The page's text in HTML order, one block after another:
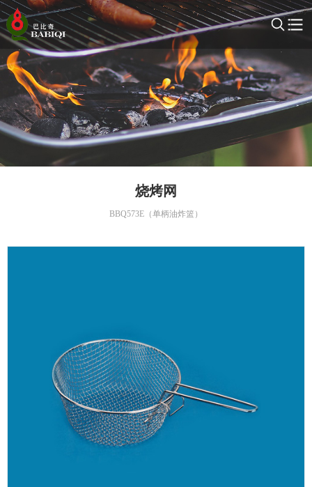
烧烤网
BBQ573E（单柄油炸篮）